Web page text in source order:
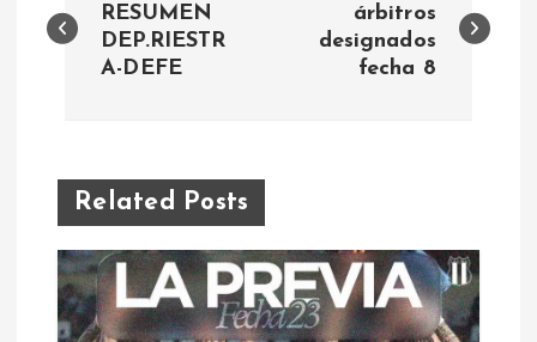
a
a
c
RESUMEN
DEP.RIESTR
A-DEFE
árbitros
designados
fecha 8
Related Posts